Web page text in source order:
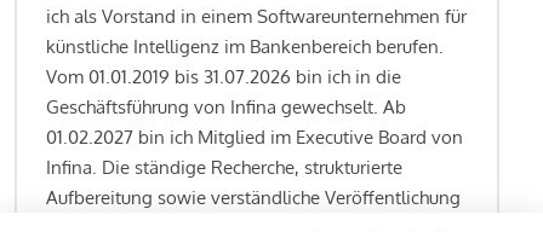
ich als Vorstand in einem Softwareunternehmen für
künstliche Intelligenz im Bankenbereich berufen.
Vom 01.01.2019 bis 31.07.2026 bin ich in die
Geschäftsführung von Infina gewechselt. Ab
01.02.2027 bin ich Mitglied im Executive Board von
Infina. Die ständige Recherche, strukturierte
Aufbereitung sowie verständliche Veröffentlichung